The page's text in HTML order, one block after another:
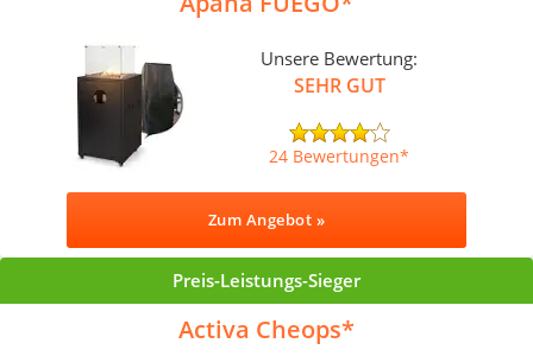
Unsere Bewertung:
SEHR GUT
24 Bewertungen
Zum Angebot »
Preis-Leistungs-Sieger
Activa Cheops